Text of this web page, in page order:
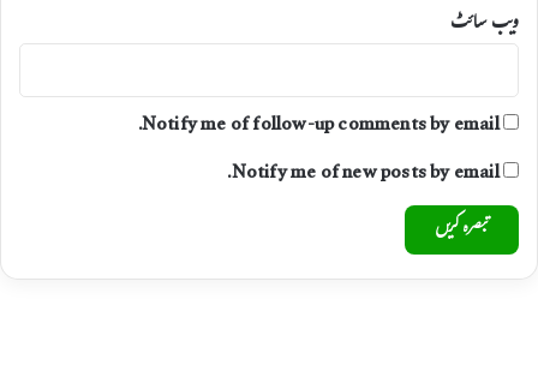
2
2
ویب‌ سائٹ
Notify me of follow-up comments by email.
Notify me of new posts by email.